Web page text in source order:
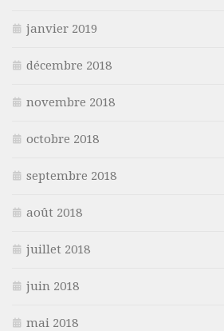
janvier 2019
décembre 2018
novembre 2018
octobre 2018
septembre 2018
août 2018
juillet 2018
juin 2018
mai 2018